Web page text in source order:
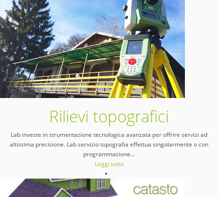
Rilievi topografici
Lab investe in strumentazione tecnologica avanzata per offrire servizi ad
altissima precisione. Lab servizio topografia effettua singolarmente o con
programmazione…
Leggi tutto